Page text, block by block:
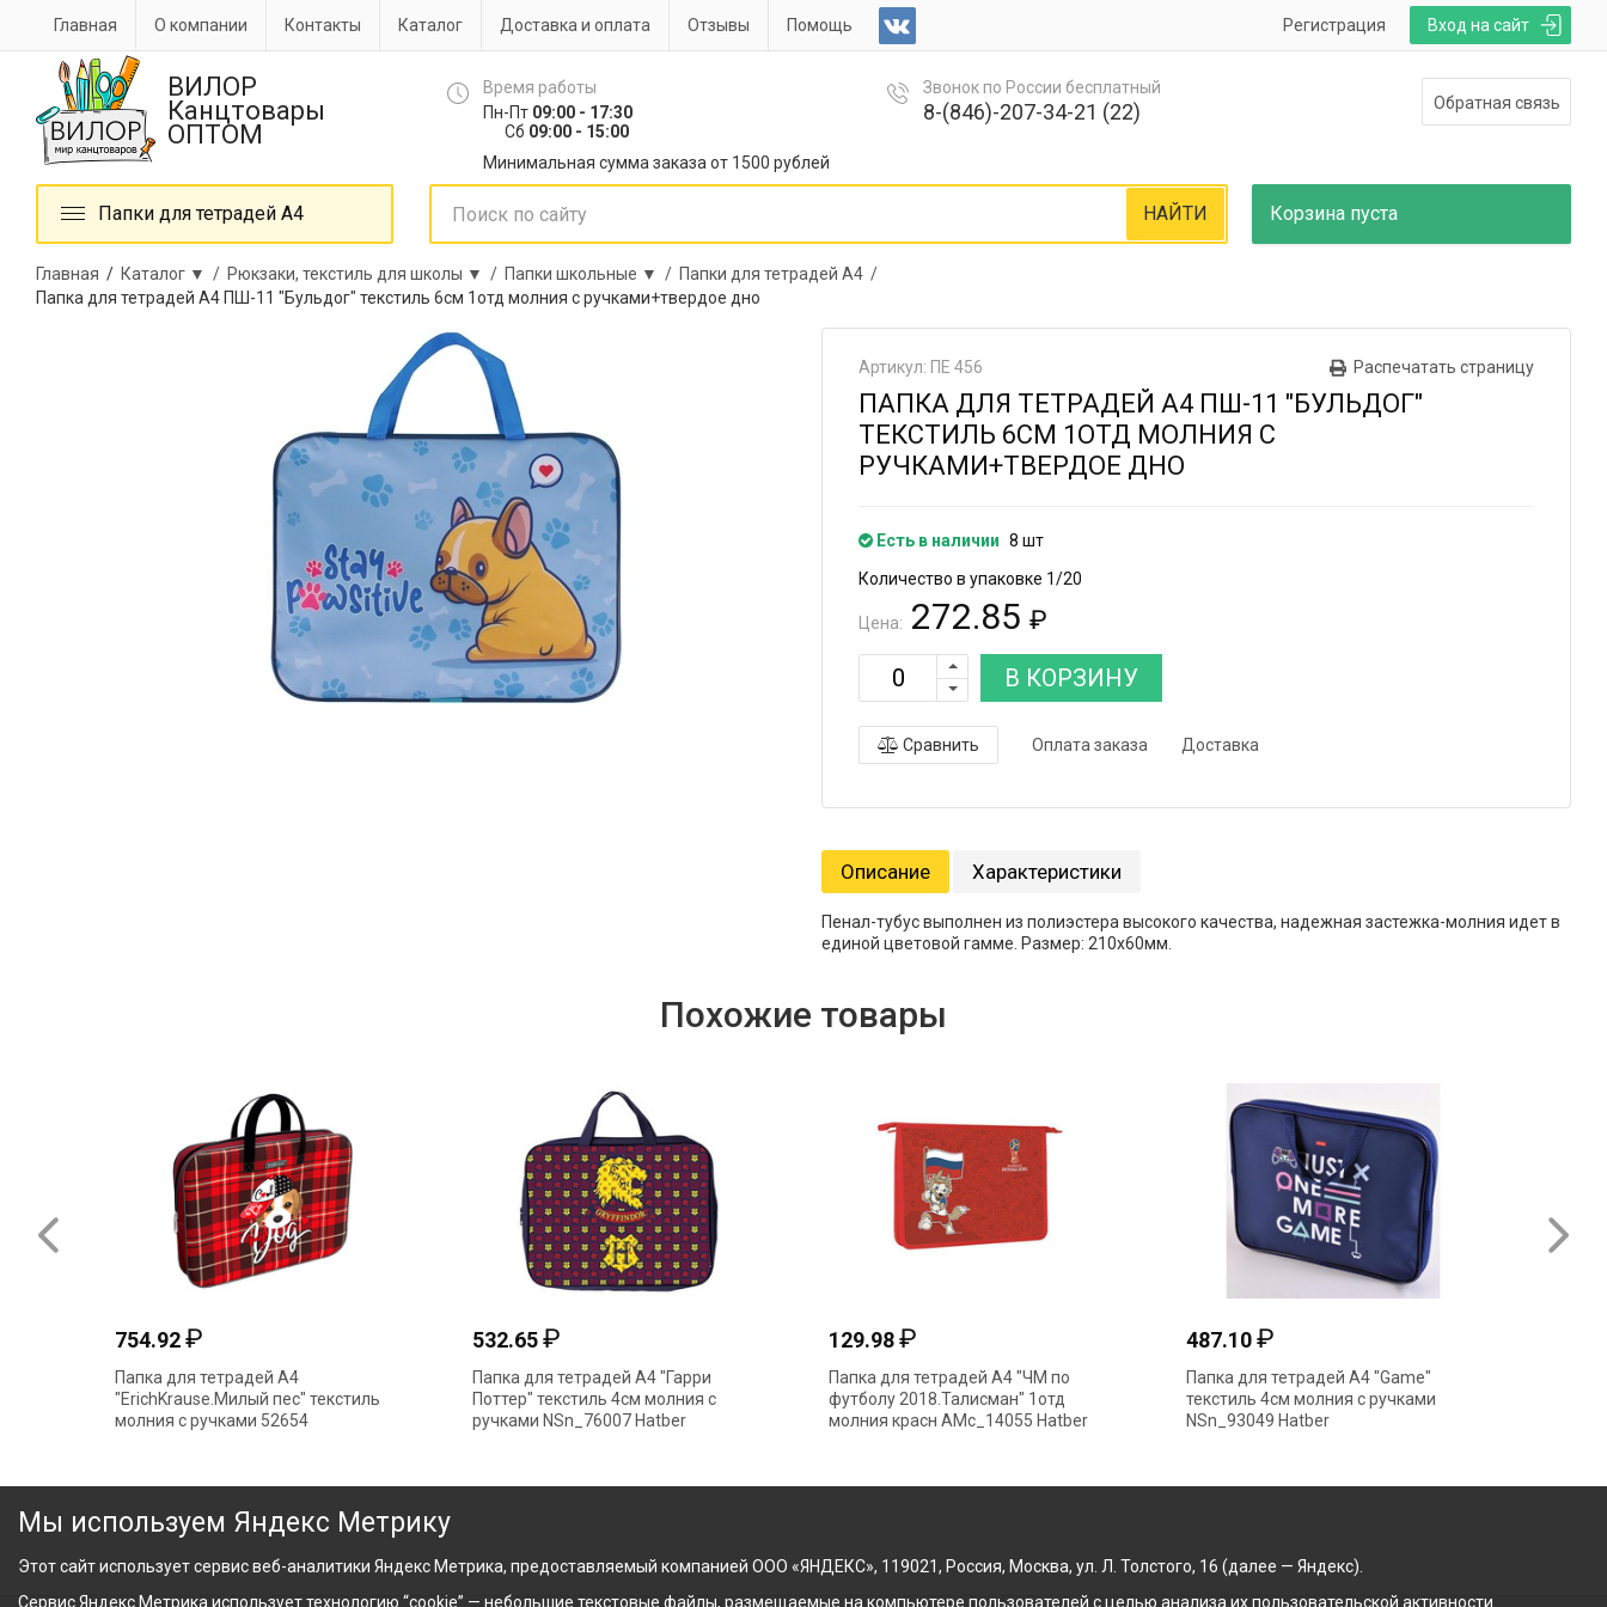
Вход на сайт
Регистрация
Главная О компании Контакты Каталог Доставка и оплата Отзывы Помощь
ВИЛОР
Канцтовары
ОПТОМ
Время работы
Пн-Пт 09:00 - 17:30
Сб 09:00 - 15:00
Минимальная сумма заказа от 1500 рублей
Звонок по России бесплатный
8-(846)-207-34-21 (22) Обратная связь
Папки для тетрадей А4 Корзина пуста
НАЙТИ
Главная / Каталог ▼ / Рюкзаки, текстиль для школы ▼ / Папки школьные ▼ / Папки для тетрадей А4 /
Папка для тетрадей А4 ПШ-11 "Бульдог" текстиль 6см 1отд молния с ручками+твердое дно
Распечатать страницу
Артикул: ПЕ 456
ПАПКА ДЛЯ ТЕТРАДЕЙ А4 ПШ-11 "БУЛЬДОГ"
ТЕКСТИЛЬ 6СМ 1ОТД МОЛНИЯ С
РУЧКАМИ+ТВЕРДОЕ ДНО
Есть в наличии 8 шт
Количество в упаковке 1/20
Цена: 272.85 ₽
В КОРЗИНУ
Сравнить Оплата заказа Доставка
Описание Характеристики
Пенал-тубус выполнен из полиэстера высокого качества, надежная застежка-молния идет в
единой цветовой гамме. Размер: 210х60мм.
Похожие товары
754.92₽
Папка для тетрадей А4
"ErichKrause.Милый пес" текстиль
молния с ручками 52654
532.65₽
Папка для тетрадей А4 "Гарри
Поттер" текстиль 4см молния с
ручками NSn_76007 Hatber
129.98₽
Папка для тетрадей А4 "ЧМ по
футболу 2018.Талисман" 1отд
молния красн AMc_14055 Hatber
487.10₽
Папка для тетрадей А4 "Game"
текстиль 4см молния с ручками
NSn_93049 Hatber
Мы используем Яндекс Метрику
Этот сайт использует сервис веб-аналитики Яндекс Метрика, предоставляемый компанией ООО «ЯНДЕКС», 119021, Россия, Москва, ул. Л. Толстого, 16 (далее — Яндекс).
Сервис Яндекс Метрика использует технологию “cookie” — небольшие текстовые файлы, размещаемые на компьютере пользователей с целью анализа их пользовательской активности.